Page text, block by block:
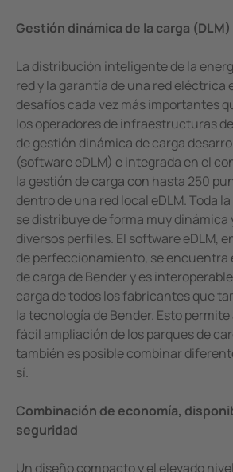
Gestión dinámica de la carga (DLM)
La distribución inteligente de la
red y la garantía de una red eléctrica
desafíos cada vez más importantes
los operadores de infraestructuras
de gestión dinámica de carga
(software eDLM) e integrada en el
la gestión de carga con hasta 250
dentro de una red local eDLM. Toda
se distribuye de forma muy dinámica
diversos perfiles. El software eDLM,
de perfeccionamiento, se encuentra
de carga de Bender y es
carga de todos los fabricantes que
la tecnología de Bender. Esto
fácil ampliación de los parques de
también es posible combinar
sí.
Combinación de economía,
seguridad
Un diseño compacto y el elevado